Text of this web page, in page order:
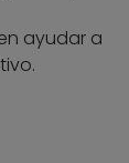
ayudar a